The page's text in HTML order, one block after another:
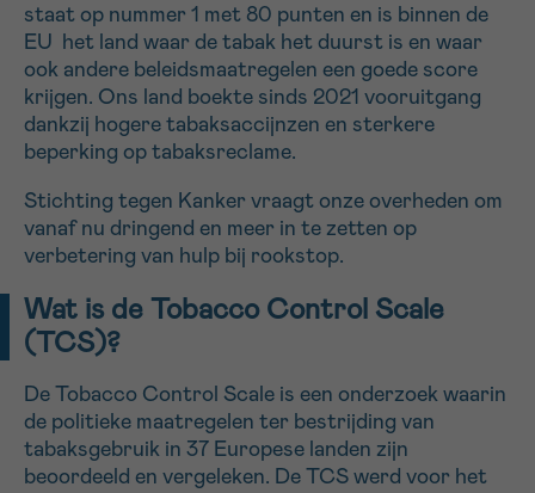
staat op nummer 1 met 80 punten en is binnen de
EU het land waar de tabak het duurst is en waar
ook andere beleidsmaatregelen een goede score
krijgen. Ons land boekte sinds 2021 vooruitgang
dankzij hogere tabaksaccijnzen en sterkere
beperking op tabaksreclame.
Stichting tegen Kanker vraagt onze overheden om
vanaf nu dringend en meer in te zetten op
verbetering van hulp bij rookstop.
Wat is de Tobacco Control Scale
(TCS)?
De Tobacco Control Scale is een onderzoek waarin
de politieke maatregelen ter bestrijding van
tabaksgebruik in 37 Europese landen zijn
beoordeeld en vergeleken. De TCS werd voor het
Ja, stuur mij de nieuwsbrief
Ik aanvaard de gebruiksvoorwaarden
*VERPLICHT VELD
Sturen